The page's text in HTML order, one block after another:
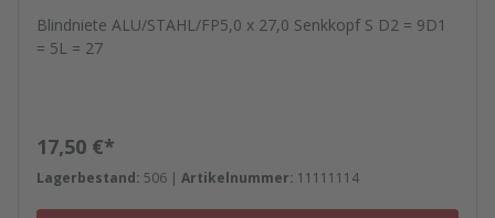
Blindniete ALU/STAHL/FP5,0 x 27,0 Senkkopf S D2 = 9D1
= 5L = 27
Regulärer Preis:
17,50 €*
Lagerbestand: 506 | Artikelnummer: 11111114